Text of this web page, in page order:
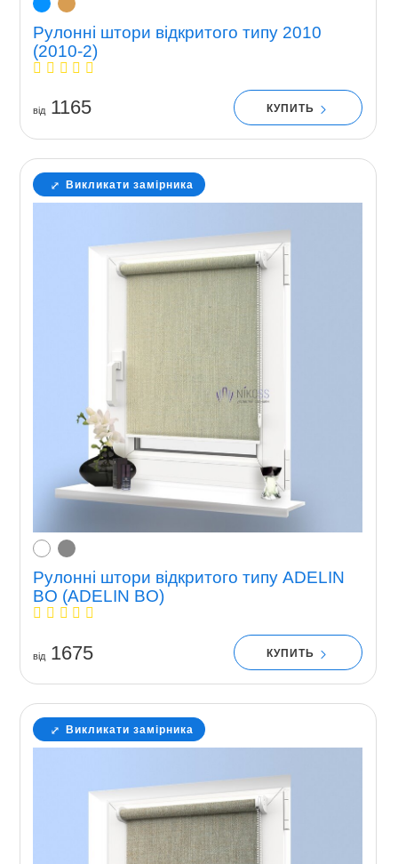
Рулонні штори відкритого типу 2010
(2010-2)
вiд1165 КУПИТЬ
Викликати замірника
Рулонні штори відкритого типу ADELIN
BO (ADELIN BO)
вiд1675 КУПИТЬ
Викликати замірника